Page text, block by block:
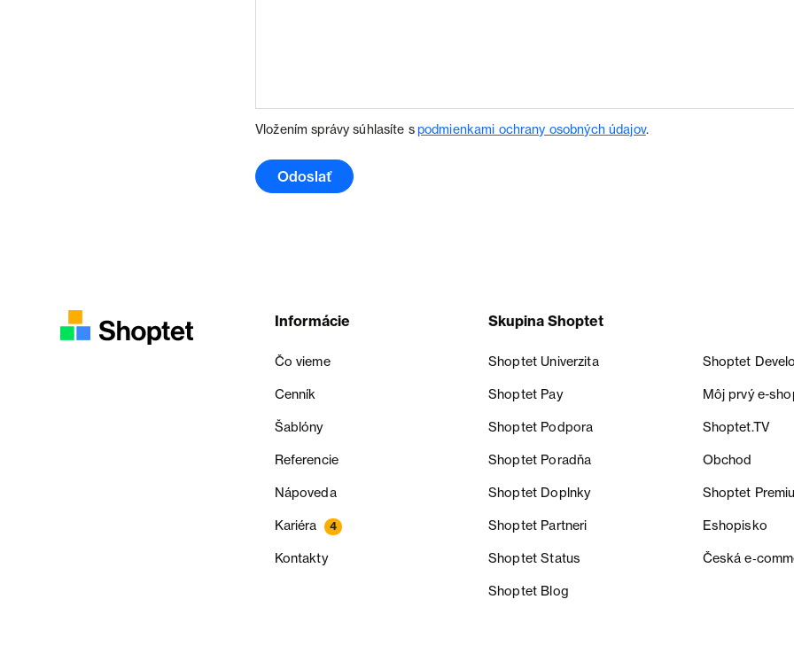
Vložením správy súhlasíte spodmienkami ochrany osobných údajov.
Odoslať
Informácie
Čo vieme
Cenník
Šablóny
Referencie
Nápoveda
Kariéra 4
Kontakty
Skupina Shoptet
Shoptet Univerzita Shoptet
Shoptet Pay Môj prvý e-
Shoptet Podpora Shoptet.TV
Shoptet Poradňa Obchod
Shoptet Doplnky Shoptet
Shoptet Partneri Eshopisko
Shoptet Status Česká
Shoptet Blog